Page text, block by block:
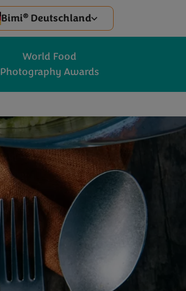
Bimi® Deutschland
World Food
Photography Awards